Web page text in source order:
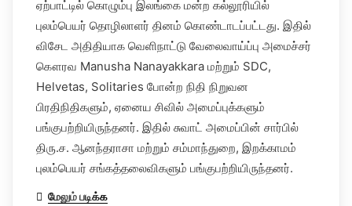
ஏற்பாட்டில் கொழும்பு இலங்கை மன்ற கல்லூரியில்
புலம்பெயர் தொழிலாளர் தினம் கொண்டாடப்பட்டது. இதில்
விசேட அதிதியாக வெளிநாட்டு வேலைவாய்ப்பு அமைச்சர்
கௌரவ Manusha Nanayakkara மற்றும் SDC,
Helvetas, Solitaries போன்ற நிதி நிறுவன
பிரதிநிதிகளும், ஏனைய சிவில் அமைப்புக்களும்
பங்குபற்றியிருந்தனர். இதில் சுவாட் அமைப்பின் சார்பில்
திரு.ச. ஆனந்தராசா மற்றும் சம்மாந்துறை, இறக்காமம்
புலம்பெயர் சங்கத்தலைவிகளும் பங்குபற்றியிருந்தனர்.
மேலும் படிக்க